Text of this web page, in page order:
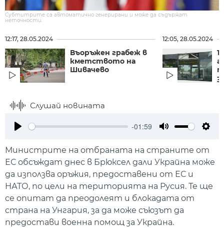
Субтитрите са автоматично генерирани и може да съдържат
неточности.
12:17, 28.05.2024
Въоръжен грабеж в
кметството на
Шивачево
12:05, 28.05.2024
Слушай новината
-01:59
Министрите на отбраната на страните от
ЕС обсъждат днес в Брюксел дали Украйна може
да използва оръжия, предоставени от ЕС и
НАТО, по цели на територията на Русия. Те ще
се опитат да преодолеят и блокадата от
страна на Унгария, за да може съюзът да
предостави военна помощ за Украйна.